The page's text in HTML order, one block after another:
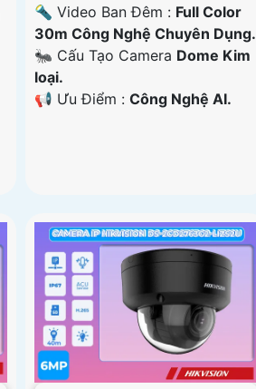
🔦 Video Ban Đêm : Full Color
30m Công Nghệ Chuyên Dụng.
🐜 Cấu Tạo Camera Dome Kim
loại.
️📢 Ưu Điểm :Công Nghệ AI.